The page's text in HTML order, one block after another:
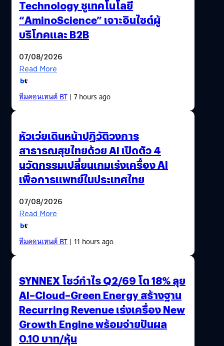
Technology ชูเทคโนโลยี
“AminoScience” เจาะอินไซต์ผู้
บริโภคและ B2B
07/08/2026
Read More
ทีมคอนเทนต์ BT| 7 hours ago
หัวเว่ยเดินหน้าปฏิวัติวงการ
สาธารณสุขไทยด้วย AI เปิดตัว 4
นวัตกรรมเปลี่ยนเกมเร่งเครื่อง AI
เพื่อการแพทย์ในประเทศไทย
07/08/2026
Read More
ทีมคอนเทนต์ BT| 11 hours ago
SYNNEX โชว์กำไร Q2/69 โต 18% ลุย
AI–Cloud–Green Energy สร้างฐาน
Recurring Revenue เร่งเครื่อง New
Growth Engine พร้อมจ่ายปันผล
0.10 บาท/หุ้น